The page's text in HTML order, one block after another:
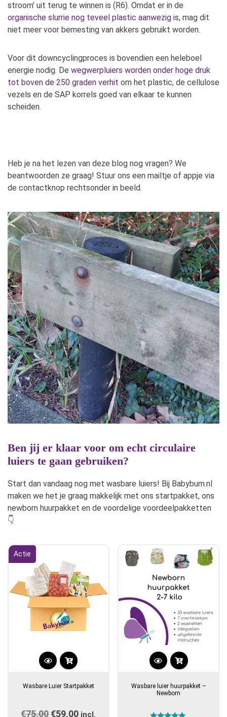
stroom’ uit terug te winnen is (R6). Omdat er in de
organische slurrie nog teveel plastic aanwezig is, mag dit
niet meer voor bemesting van akkers gebruikt worden.
Voor dit downcyclingproces is bovendien een heleboel
energie nodig. De wegwerpluiers worden onder hoge druk
tot boven de 250 graden verhit om het plastic, de cellulose
vezels en de SAP korrels goed van elkaar te kunnen
scheiden.
Heb je na het lezen van deze blog nog vragen? We
beantwoorden ze graag! Stuur ons een mailtje of appje via
de contactknop rechtsonder in beeld.
Ben jij er klaar voor om echt circulaire
luiers te gaan gebruiken?
Start dan vandaag nog met wasbare luiers! Bij Babybum.nl
maken we het je graag makkelijk met ons startpakket, ons
newborn huurpakket en de voordelige voordeelpakketten
👇
Actie
Dit
heeft
variaties.
Wasbare Luier Startpakket
€75,00 Oorspronkelijke
€59,00 Huidige
incl.
Dit
heeft
variaties.
Wasbare luier huurpakket –
Newborn